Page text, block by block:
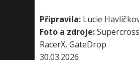
Připravila: Lucie
Foto a zdroje:
RacerX, GateDrop
30.03.2026